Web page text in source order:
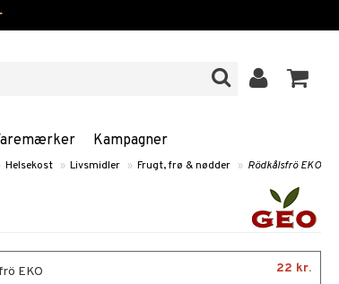
Kampagner
Helsekost » Livsmidler » Frugt, frø & nødder » Rödkålsfrö EKO
EKO 22 kr.